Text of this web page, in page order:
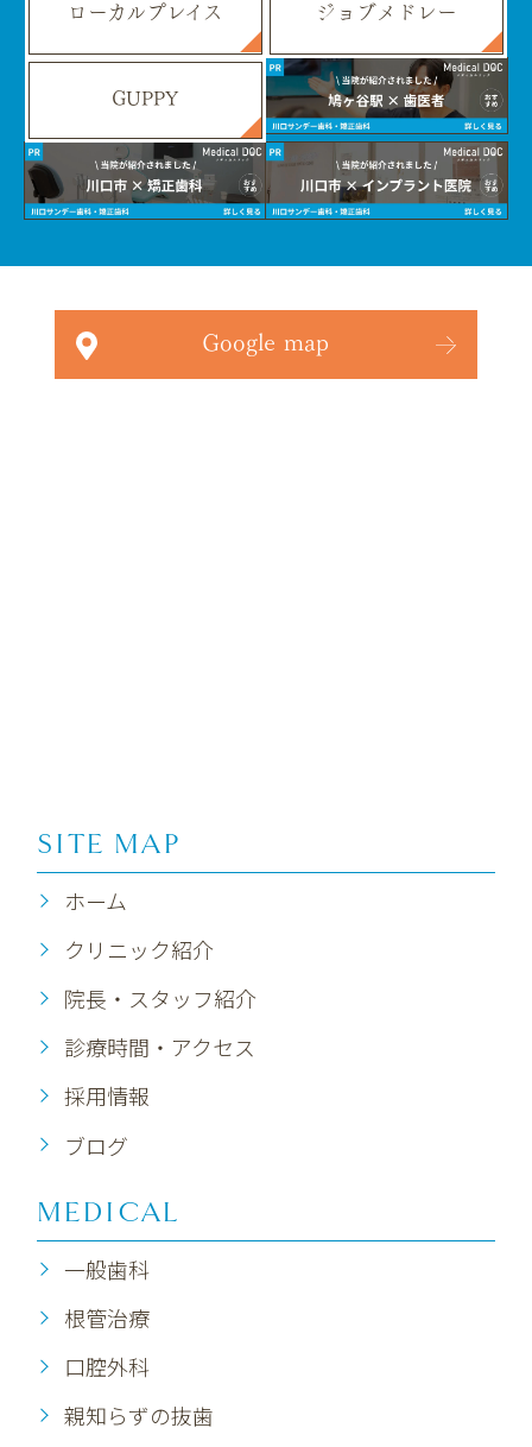
ローカルプレイス ジョブメドレー
GUPPY
Google map
SITE MAP
ホーム
クリニック紹介
院長・スタッフ紹介
診療時間・アクセス
採用情報
ブログ
MEDICAL
一般歯科
根管治療
口腔外科
親知らずの抜歯